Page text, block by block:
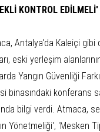
KONTROL EDİLMELİ'
Antalya'da Kaleiçi gibi
eski yerleşim
Yangın Güvenliği
binasındaki konferans
bilgi verdi. Atmaca,
Yönetmeliği', 'Mesken